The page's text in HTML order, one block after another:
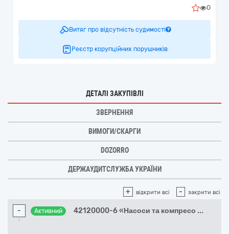
0
Витяг про відсутність судимості
Реєстр корупційних порушників
ДЕТАЛІ ЗАКУПІВЛІ
ЗВЕРНЕННЯ
ВИМОГИ/СКАРГИ
DOZORRO
ДЕРЖАУДИТСЛУЖБА УКРАЇНИ
+ відкрити всі - закрити всі
- Активний 42120000-6 «Насоси та компресо ...